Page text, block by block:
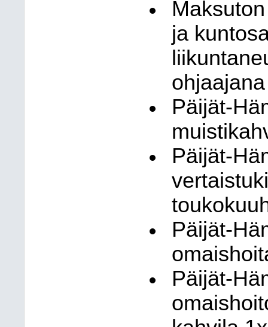
ja
ohjaajana
Päijät-
Päijät-
Päijät-
Päijät-